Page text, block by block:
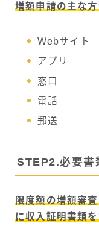
増額申請の主な方
Webサイト
アプリ
窓口
電話
郵送
STEP2.必要書
限度額の増額審
に収入証明書類